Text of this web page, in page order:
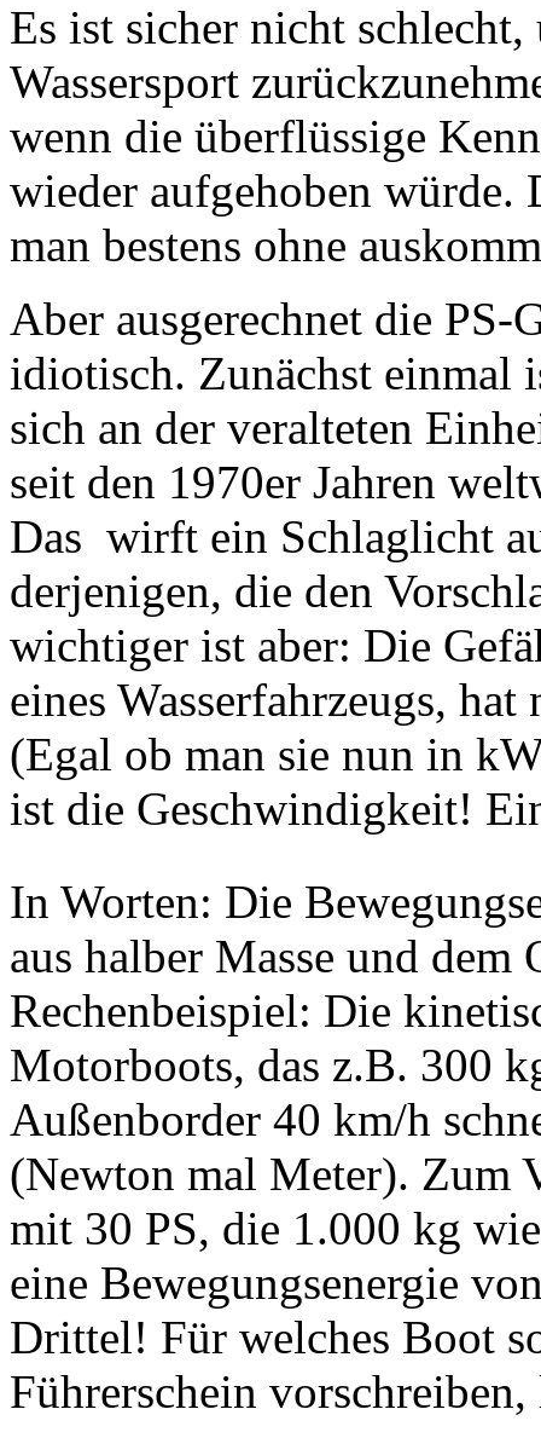
Es ist sicher nicht
Wassersport
wenn die überflüssige
wieder aufgehoben würde.
man bestens ohne
Aber ausgerechnet die PS-
idiotisch. Zunächst einmal
sich an der veralteten
seit den 1970er Jahren
Das wirft ein Schlaglicht
derjenigen, die den
wichtiger ist aber: Die
eines Wasserfahrzeugs,
(Egal ob man sie nun in
ist die Geschwindigkeit!
In Worten: Die
aus halber Masse und
Rechenbeispiel: Die
Motorboots, das z.B. 300
Außenborder 40 km/h
(Newton mal Meter). Zum
mit 30 PS, die 1.000 kg
eine Bewegungsenergie
Drittel! Für welches Boot
Führerschein